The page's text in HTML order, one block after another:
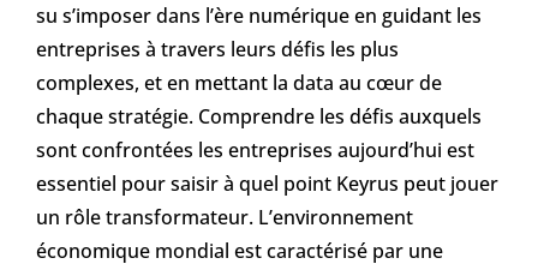
su s’imposer dans l’ère numérique en guidant les
entreprises à travers leurs défis les plus
complexes, et en mettant la data au cœur de
chaque stratégie. Comprendre les défis auxquels
sont confrontées les entreprises aujourd’hui est
essentiel pour saisir à quel point Keyrus peut jouer
un rôle transformateur. L’environnement
économique mondial est caractérisé par une